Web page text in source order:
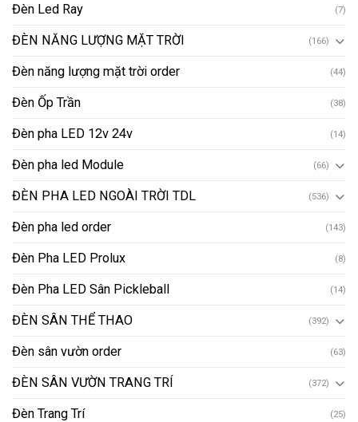
Đèn Led Ray (7)
ĐÈN NĂNG LƯỢNG MẶT TRỜI (166)
Đèn năng lượng mặt trời order (44)
Đèn Ốp Trần (38)
Đèn pha LED 12v 24v (14)
Đèn pha led Module (66)
ĐÈN PHA LED NGOÀI TRỜI TDL (536)
Đèn pha led order (143)
Đèn Pha LED Prolux (8)
Đèn Pha LED Sân Pickleball (14)
ĐÈN SÂN THỂ THAO (392)
Đèn sân vườn order (63)
ĐÈN SÂN VƯỜN TRANG TRÍ (372)
Đèn Trang Trí (25)